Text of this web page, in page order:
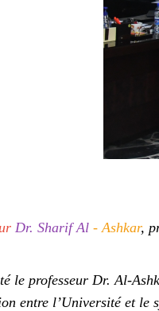
Dr. Sharif Al - Ashkar,
le professeur Dr. Al-
entre l’Université et